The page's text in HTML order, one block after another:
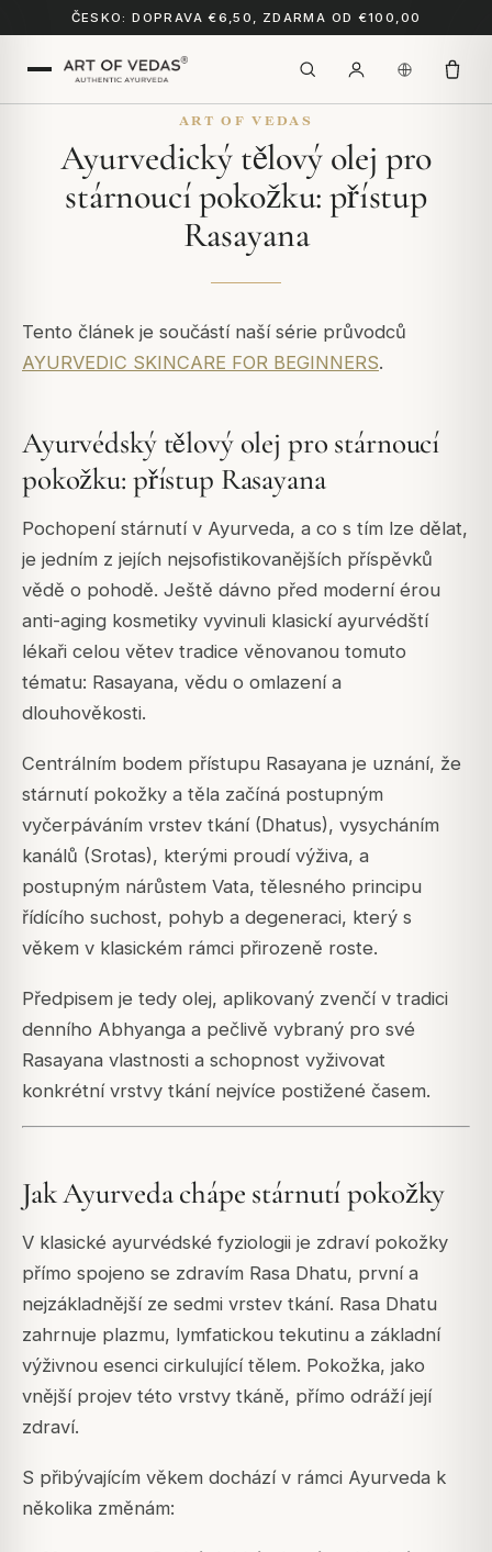
ČESKO: DOPRAVA €6,50, ZDARMA OD €100,00
ART OF VEDAS
Ayurvedický tělový olej pro
stárnoucí pokožku: přístup
Rasayana
Tento článek je součástí naší série průvodců
AYURVEDIC SKINCARE FOR BEGINNERS.
Ayurvédský tělový olej pro stárnoucí
pokožku: přístup Rasayana
Pochopení stárnutí v Ayurveda, a co s tím lze dělat,
je jedním z jejích nejsofistikovanějších příspěvků
vědě o pohodě. Ještě dávno před moderní érou
anti-aging kosmetiky vyvinuli klasickí ayurvédští
lékaři celou větev tradice věnovanou tomuto
tématu: Rasayana, vědu o omlazení a
dlouhověkosti.
Centrálním bodem přístupu Rasayana je uznání, že
stárnutí pokožky a těla začíná postupným
vyčerpáváním vrstev tkání (Dhatus), vysycháním
kanálů (Srotas), kterými proudí výživa, a
postupným nárůstem Vata, tělesného principu
řídícího suchost, pohyb a degeneraci, který s
věkem v klasickém rámci přirozeně roste.
Předpisem je tedy olej, aplikovaný zvenčí v tradici
denního Abhyanga a pečlivě vybraný pro své
Rasayana vlastnosti a schopnost vyživovat
konkrétní vrstvy tkání nejvíce postižené časem.
Jak Ayurveda chápe stárnutí pokožky
V klasické ayurvédské fyziologii je zdraví pokožky
přímo spojeno se zdravím Rasa Dhatu, první a
nejzákladnější ze sedmi vrstev tkání. Rasa Dhatu
zahrnuje plazmu, lymfatickou tekutinu a základní
výživnou esenci cirkulující tělem. Pokožka, jako
vnější projev této vrstvy tkáně, přímo odráží její
zdraví.
S přibývajícím věkem dochází v rámci Ayurveda k
několika změnám: